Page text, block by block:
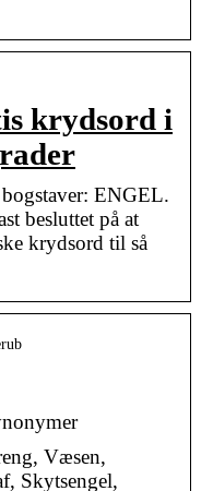
krydsord i
ENGEL.
besluttet på at
krydsord til så
Væsen,
Skytsengel,